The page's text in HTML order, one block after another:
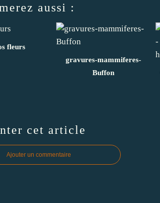
aussi :
fleurs
gravures-mammiferes-
Buffon
cet article
Ajouter un commentaire